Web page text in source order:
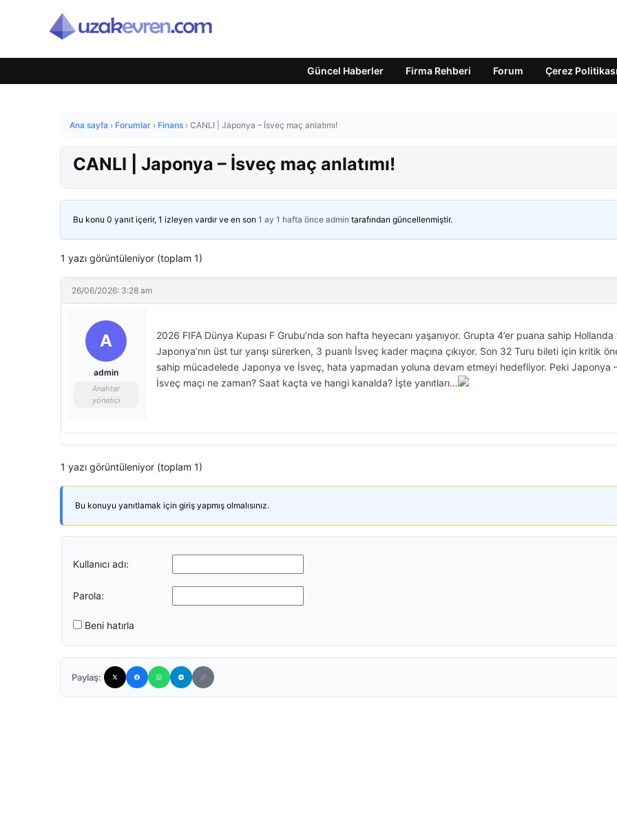
Güncel Haberler Firma Rehberi Forum Çerez Politikası
Ana sayfa › Forumlar › Finans › CANLI | Japonya – İsveç maç anlatımı!
CANLI | Japonya – İsveç maç anlatımı!
Bu konu 0 yanıt içerir, 1 izleyen vardır ve en son 1 ay 1 hafta önce admin tarafından güncellenmiştir.
1 yazı görüntüleniyor (toplam 1)
26/06/2026: 3:28 am
A
admin
Anahtar
yönetici
2026 FIFA Dünya Kupası F Grubu’nda son hafta heyecanı yaşanıyor. Grupta 4’er puana sahip Hollanda
Japonya’nın üst tur yarışı sürerken, 3 puanlı İsveç kader maçına çıkıyor. Son 32 Turu bileti için kritik
sahip mücadelede Japonya ve İsveç, hata yapmadan yoluna devam etmeyi hedefliyor. Peki Japonya
İsveç maçı ne zaman? Saat kaçta ve hangi kanalda? İşte yanıtları…
1 yazı görüntüleniyor (toplam 1)
Bu konuyu yanıtlamak için giriş yapmış olmalısınız.
Kullanıcı adı:
Parola:
Beni hatırla
Paylaş: